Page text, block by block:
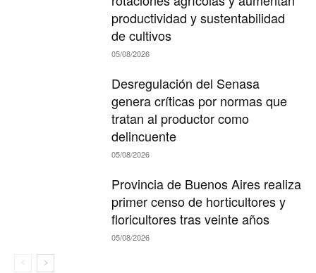
productividad y sustentabilidad
de cultivos
05/08/2026
Desregulación del Senasa
genera críticas por normas que
tratan al productor como
delincuente
05/08/2026
Provincia de Buenos Aires realiza
primer censo de horticultores y
floricultores tras veinte años
05/08/2026